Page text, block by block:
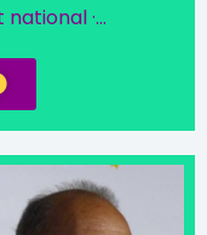
·...